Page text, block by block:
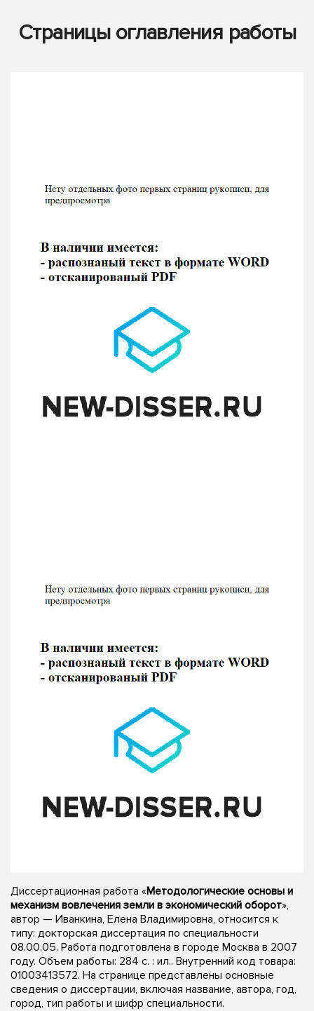
Страницы оглавления работы
Диссертационная работа «Методологические основы и
механизм вовлечения земли в экономический оборот»,
автор — Иванкина, Елена Владимировна, относится к
типу: докторская диссертация по специальности
08.00.05. Работа подготовлена в городе Москва в 2007
году. Объем работы: 284 с. : ил.. Внутренний код товара:
01003413572. На странице представлены основные
сведения о диссертации, включая название, автора, год,
город, тип работы и шифр специальности.